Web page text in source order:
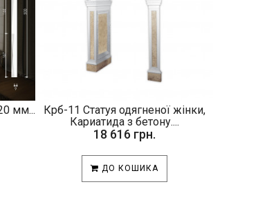
мм...
Крб-11 Статуя одягненої жінки,
Кариатида з бетону....
18 616 грн.
ДО КОШИКА